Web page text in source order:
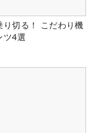
り切る！ こだわり機
ツ4選